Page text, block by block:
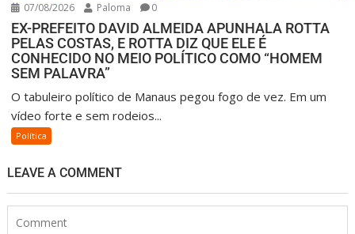
07/08/2026 Paloma 0
EX-PREFEITO DAVID ALMEIDA APUNHALA ROTTA
PELAS COSTAS, E ROTTA DIZ QUE ELE É
CONHECIDO NO MEIO POLÍTICO COMO “HOMEM
SEM PALAVRA”
O tabuleiro político de Manaus pegou fogo de vez. Em um
vídeo forte e sem rodeios...
Política
LEAVE A COMMENT